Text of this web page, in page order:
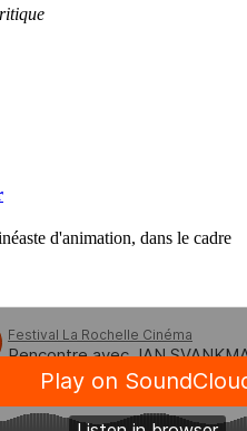
d'animation, dans le cadre